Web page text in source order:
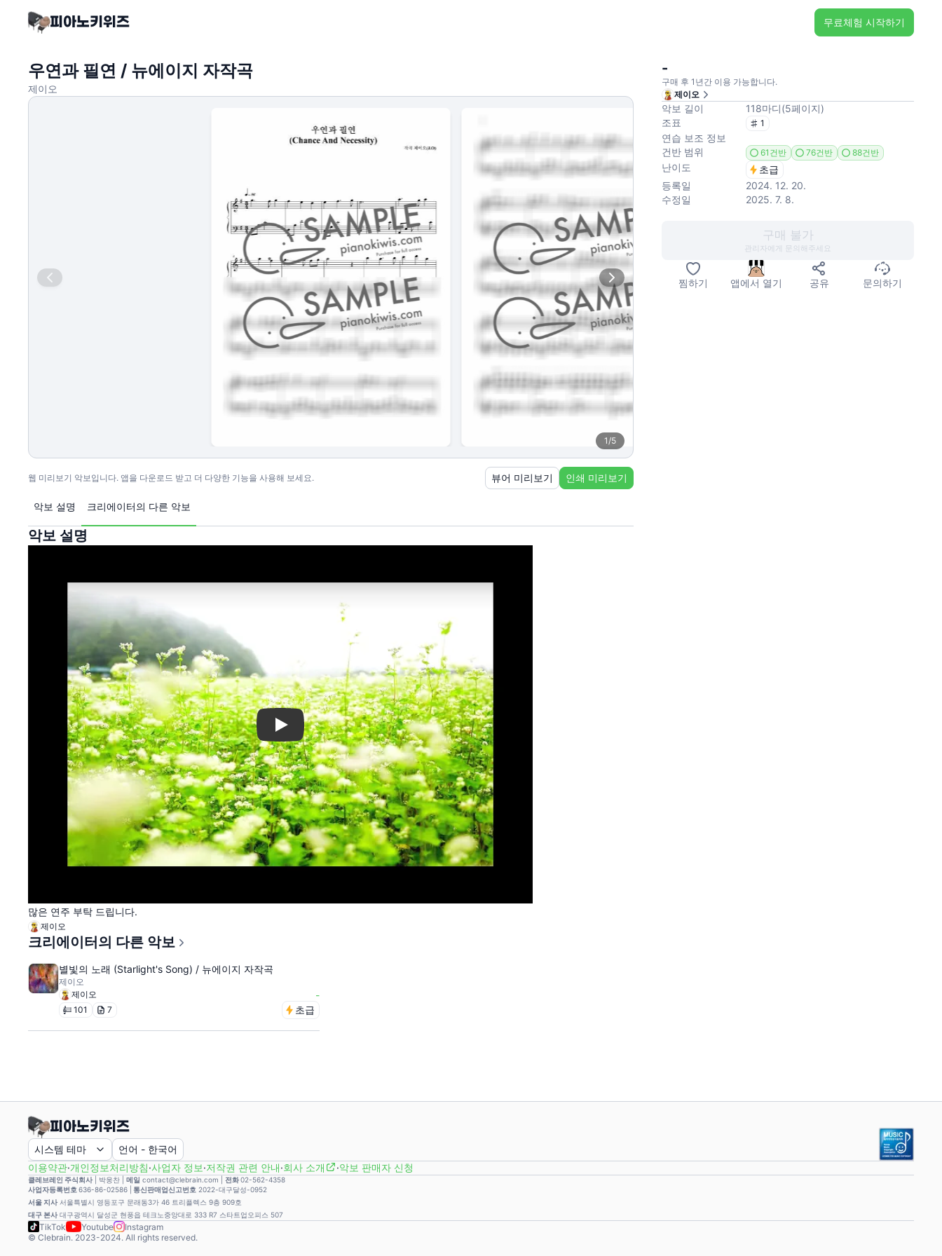
무료체험 시작하기
우연과 필연 / 뉴에이지 자작곡
제이오
1/5
웹 미리보기 악보입니다. 앱을 다운로드 받고 더 다양한 기능을 사용해 보세요. 뷰어 미리보기 인쇄 미리보기
악보 설명 크리에이터의 다른 악보
악보 설명
Play
많은 연주 부탁 드립니다.
제이오
크리에이터의 다른 악보
별빛의 노래 (Starlight's Song) / 뉴에이지 자작곡
제이오
제이오
-
101 7 초급
-
구매 후 1년간 이용 가능합니다.
제이오
악보 길이 118마디(5페이지)
조표
1
연습 보조 정보
건반 범위
61건반 76건반 88건반
난이도
초급
등록일
2024. 12. 20.
수정일
2025. 7. 8.
구매 불가
관리자에게 문의해주세요
찜하기 앱에서 열기 공유 문의하기
시스템 테마 언어 - 한국어
이용약관·개인정보처리방침·사업자 정보·저작권 관련 안내·회사 소개 ·악보 판매자 신청
클레브레인 주식회사| 박웅찬 메일 contact@clebrain.com | 전화02-562-4358
사업자등록번호 636-86-02586 | 통신판매업신고번호 2022-대구달성-0952
서울 지사 서울특별시 영등포구 문래동3가 46 트리플렉스 9층 909호
대구 본사 대구광역시 달성군 현풍읍 테크노중앙대로 333 R7 스타트업오피스 507
TikTok Youtube
Instagram
© Clebrain. 2023-2024. All rights reserved.